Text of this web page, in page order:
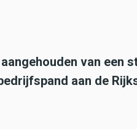
van een
aan de